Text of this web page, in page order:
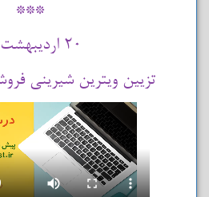
***
20 اردیبهشت ماه
تزیین ویترین شیرینی